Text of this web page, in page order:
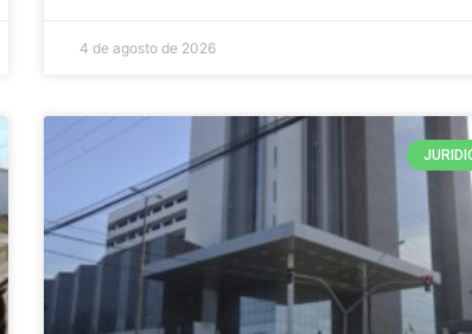
4 de agosto de 2026